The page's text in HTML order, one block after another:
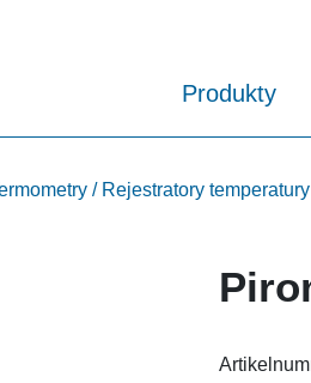
Produkty
/ Rejestratory temperatury